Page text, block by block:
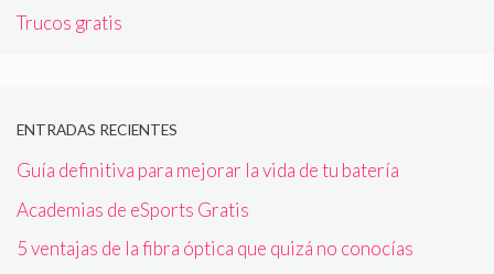
Trucos gratis
ENTRADAS RECIENTES
Guía definitiva para mejorar la vida de tu batería
Academias de eSports Gratis
5 ventajas de la fibra óptica que quizá no conocías